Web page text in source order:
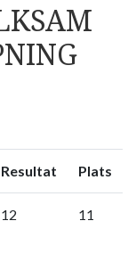
Resultat Plats
12 11